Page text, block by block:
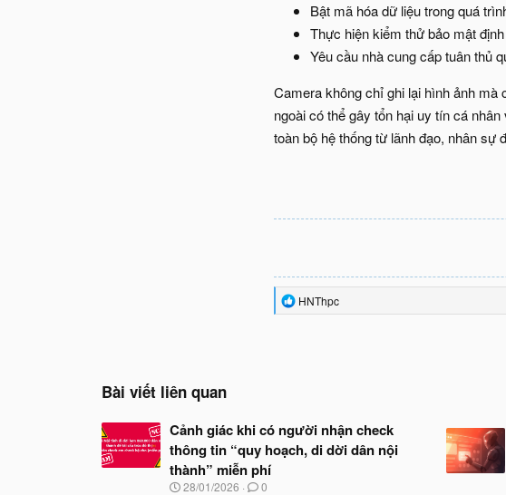
Bật mã hóa dữ liệu trong quá
Thực hiện kiểm thử bảo mật
Yêu cầu nhà cung cấp tuân thủ
Camera không chỉ ghi lại hình ảnh mà
ngoài có thể gây tổn hại uy tín cá
toàn bộ hệ thống từ lãnh đạo, nhân sự
R
e
:
HNThpc
Bài viết liên quan
Cảnh giác khi có người nhận check
thông tin “quy hoạch, di dời dân nội
thành” miễn phí
N
28/01/2026 0